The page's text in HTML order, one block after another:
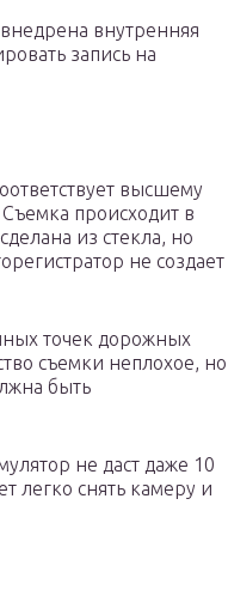
внутренняя
запись на
высшему
происходит в
из стекла, но
не создает
точек дорожных
съемки неплохое, но
быть
не даст даже 10
легко снять камеру и